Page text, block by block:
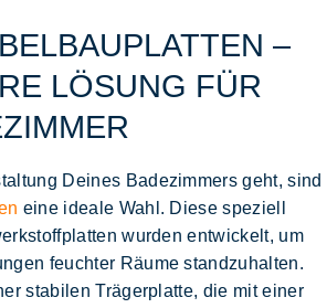
–
LÖSUNG FÜR
Deines Badezimmers geht, sind
eine ideale Wahl. Diese speziell
wurden entwickelt, um
feuchter Räume standzuhalten.
stabilen Trägerplatte, die mit einer